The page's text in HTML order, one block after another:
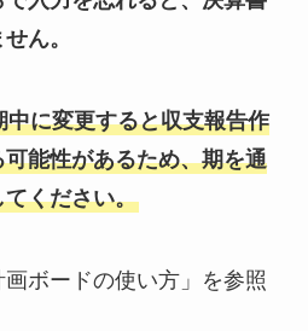
ん。
に変更すると収支報告作
能性があるため、期を通
ください。
ボードの使い方」を参照